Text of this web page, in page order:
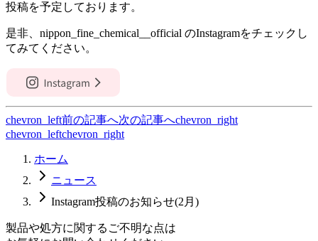
投稿を予定しております。
是非、nippon_fine_chemical__official のInstagramをチェックし
てみてください。
chevron_left前の記事へ次の記事へchevron_right
chevron_leftchevron_right
ホーム
ニュース
Instagram投稿のお知らせ(2月)
製品や処方に関するご不明な点は